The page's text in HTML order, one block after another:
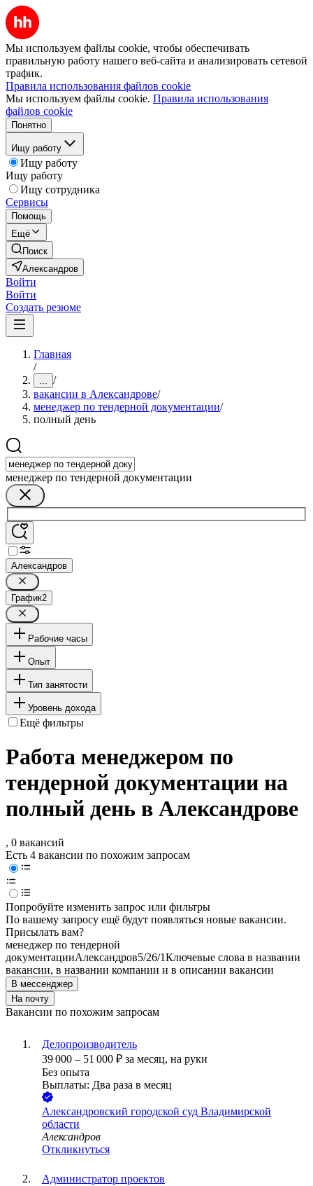
Мы используем файлы cookie, чтобы обеспечивать
правильную работу нашего веб-сайта и анализировать сетевой
трафик.
Правила использования файлов cookie
Мы используем файлы cookie. Правила использования
файлов cookie
Понятно
Ищу работу
Ищу работу
Ищу работу
Ищу сотрудника
Сервисы
Помощь
Ещё
Поиск
Александров
Войти
Войти
Создать резюме
Главная
/
... /
вакансии в Александрове/
менеджер по тендерной документации/
полный день
менеджер по тендерной документации
Александров
График2
Рабочие часы
Опыт
Тип занятости
Уровень дохода
Ещё фильтры
Работа менеджером по
тендерной документации на
полный день в Александрове
, 0 вакансий
Есть 4 вакансии по похожим запросам
Попробуйте изменить запрос или фильтры
По вашему запросу ещё будут появляться новые вакансии.
Присылать вам?
менеджер по тендерной
документацииАлександров5/26/1Ключевые слова в названии
вакансии, в названии компании и в описании вакансии
В мессенджер
На почту
Вакансии по похожим запросам
Делопроизводитель
39 000 – 51 000 ₽ за месяц, на руки
Без опыта
Выплаты: Два раза в месяц
Александровский городской суд Владимирской
области
Александров
Откликнуться
Администратор проектов